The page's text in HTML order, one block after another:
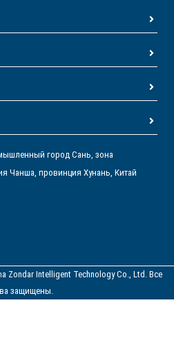
город Сань, зона
Чанша, провинция Хунань, Китай
Zondar Intelligent Technology Co., Ltd. Все
защищены.